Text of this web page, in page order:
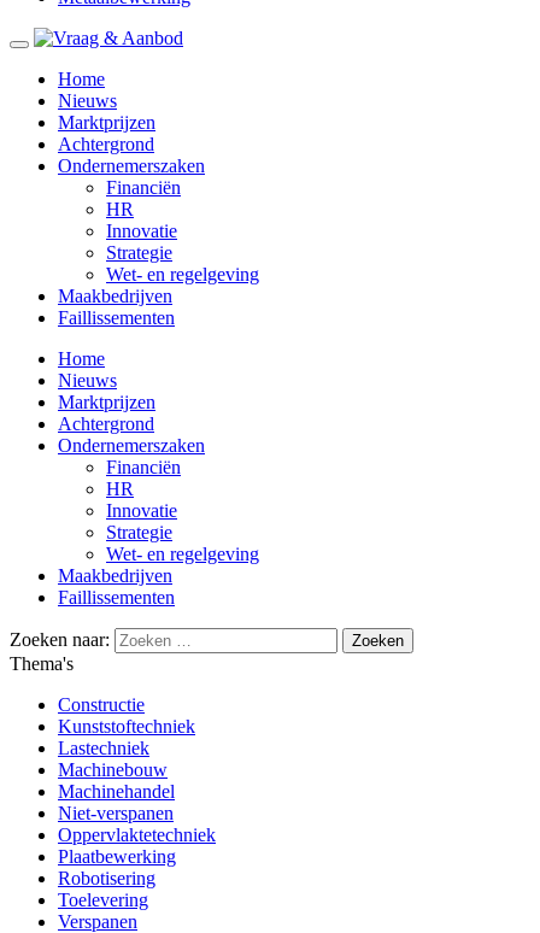
Home
Nieuws
Marktprijzen
Achtergrond
Ondernemerszaken
Financiën
HR
Innovatie
Strategie
Wet- en regelgeving
Maakbedrijven
Faillissementen
Home
Nieuws
Marktprijzen
Achtergrond
Ondernemerszaken
Financiën
HR
Innovatie
Strategie
Wet- en regelgeving
Maakbedrijven
Faillissementen
Zoeken naar:
Thema's
Constructie
Kunststoftechniek
Lastechniek
Machinebouw
Machinehandel
Niet-verspanen
Oppervlaktetechniek
Plaatbewerking
Robotisering
Toelevering
Verspanen